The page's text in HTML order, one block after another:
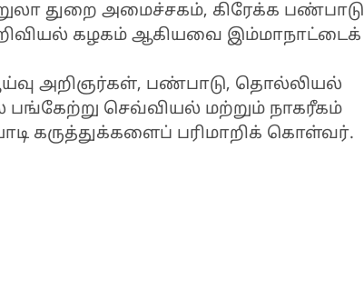
துறை அமைச்சகம், கிரேக்க பண்பாடு
கழகம் ஆகியவை இம்மாநாட்டைக்
அறிஞர்கள், பண்பாடு, தொல்லியல்
செவ்வியல் மற்றும் நாகரீகம்
கருத்துக்களைப் பரிமாறிக் கொள்வர்.